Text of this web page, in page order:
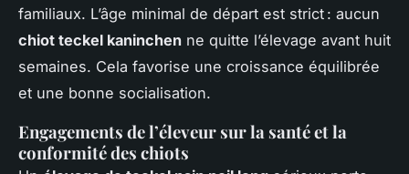
familiaux. L’âge minimal de départ est strict : aucun
chiot teckel kaninchen ne quitte l’élevage avant huit
semaines. Cela favorise une croissance équilibrée
et une bonne socialisation.
Engagements de l’éleveur sur la santé et la
conformité des chiots